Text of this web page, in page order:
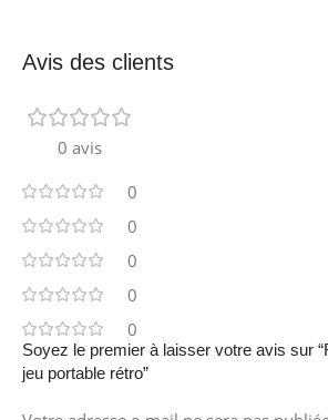
Avis des clients
0 avis
0
0
0
0
0
Soyez le premier à laisser votre avis sur
jeu portable rétro”